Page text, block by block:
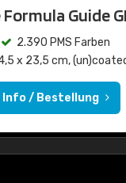
Guide
2.390 PMS Farben
x 23,5 cm,
Info / Bestellung